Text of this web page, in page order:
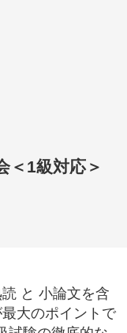
＜1級対応＞
と 小論文を含
大のポイントで